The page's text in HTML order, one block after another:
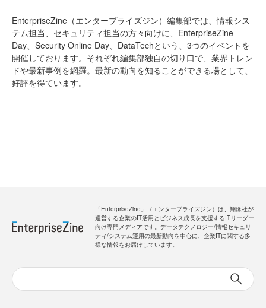
EnterpriseZine（エンタープライズジン）編集部では、情報シス
テム担当、セキュリティ担当の方々向けに、EnterpriseZine
Day、Security Online Day、DataTechという、3つのイベントを
開催しております。それぞれ編集部独自の切り口で、業界トレン
ドや最新事例を網羅。最新の動向を知ることができる場として、
好評を得ています。
「EnterpriseZine」（エンタープライズジン）は、翔泳社が
運営する企業のIT活用とビジネス成長を支援するITリーダー
向け専門メディアです。データテクノロジー/情報セキュリ
ティ/システム運用の最新動向を中心に、企業ITに関する多
様な情報をお届けしています。